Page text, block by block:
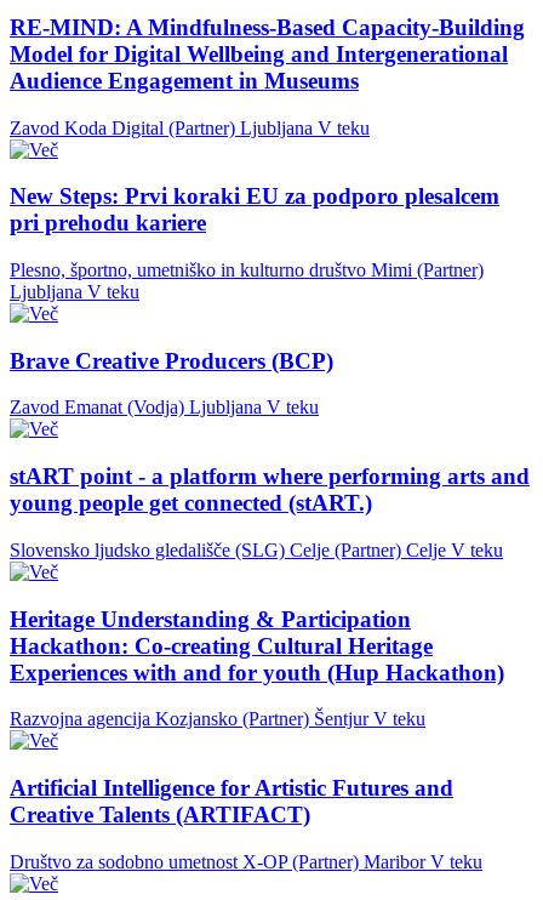
RE-MIND: A Mindfulness-Based Capacity-Building
Model for Digital Wellbeing and Intergenerational
Audience Engagement in Museums
Zavod Koda Digital (Partner) Ljubljana V teku
New Steps: Prvi koraki EU za podporo plesalcem
pri prehodu kariere
Plesno, športno, umetniško in kulturno društvo Mimi (Partner)
Ljubljana V teku
Brave Creative Producers (BCP)
Zavod Emanat (Vodja) Ljubljana V teku
stART point - a platform where performing arts and
young people get connected (stART.)
Slovensko ljudsko gledališče (SLG) Celje (Partner) Celje V teku
Heritage Understanding & Participation
Hackathon: Co-creating Cultural Heritage
Experiences with and for youth (Hup Hackathon)
Razvojna agencija Kozjansko (Partner) Šentjur V teku
Artificial Intelligence for Artistic Futures and
Creative Talents (ARTIFACT)
Društvo za sodobno umetnost X-OP (Partner) Maribor V teku